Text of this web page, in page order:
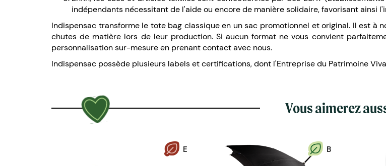
indépendants nécessitant de l'aide ou encore de manière solidaire, favorisant ainsi
Indispensac transforme le tote bag classique en un sac promotionnel et original. Il est à
chutes de matière lors de leur production. Si aucun format ne vous convient
personnalisation sur-mesure en prenant contact avec nous.
Indispensac possède plusieurs labels et certifications, dont l'Entreprise du Patrimoine
Vous aimerez
E B